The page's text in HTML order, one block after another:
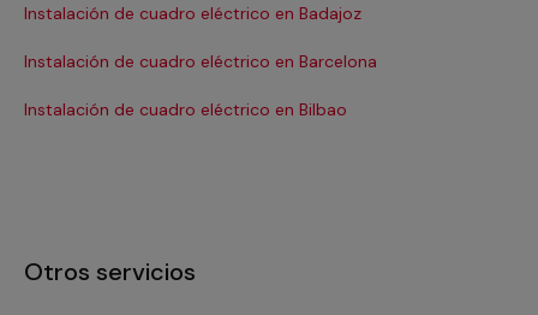
Instalación de cuadro eléctrico en Badajoz
Instalación de cuadro eléctrico en Barcelona
Instalación de cuadro eléctrico en Bilbao
Otros servicios